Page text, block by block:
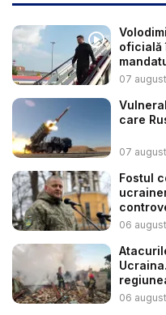
oficială
Vuč...
07
care
07
Fostul
06
06